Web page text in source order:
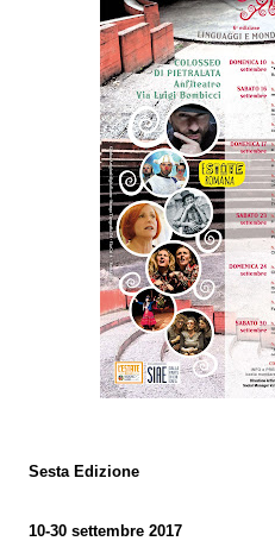
Sesta Edizione
10-30 settembre 2017